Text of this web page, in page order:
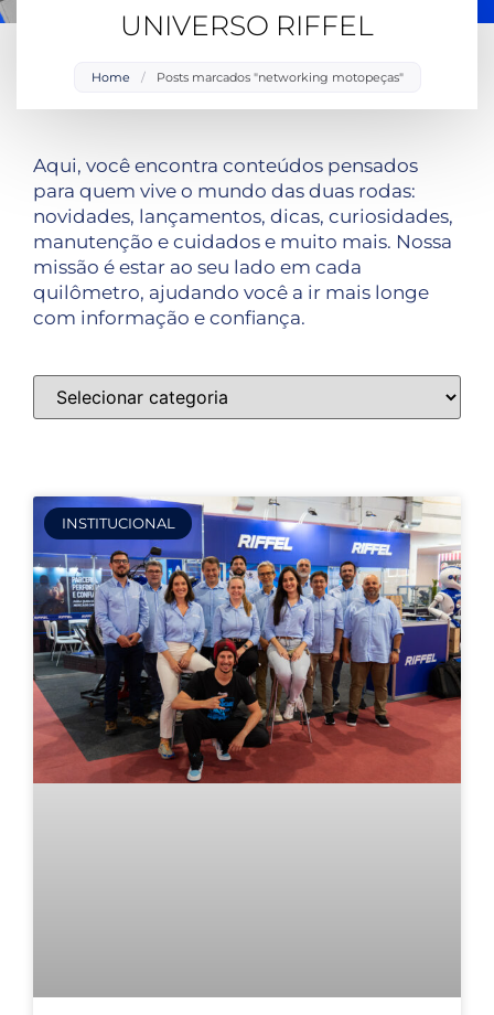
UNIVERSO RIFFEL
Home / Posts marcados "networking motopeças"
Aqui, você encontra conteúdos pensados
para quem vive o mundo das duas rodas:
novidades, lançamentos, dicas, curiosidades,
manutenção e cuidados e muito mais. Nossa
missão é estar ao seu lado em cada
quilômetro, ajudando você a ir mais longe
com informação e confiança.
INSTITUCIONAL